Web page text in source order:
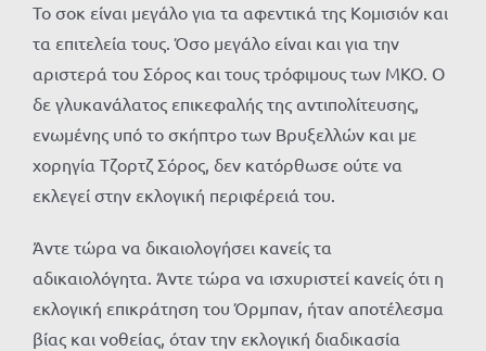
Το σοκ είναι μεγάλο για τα αφεντικά της Κομισιόν και
τα επιτελεία τους. Όσο μεγάλο είναι και για την
αριστερά του Σόρος και τους τρόφιμους των ΜΚΟ. Ο
δε γλυκανάλατος επικεφαλής της αντιπολίτευσης,
ενωμένης υπό το σκήπτρο των Βρυξελλών και με
χορηγία Τζορτζ Σόρος, δεν κατόρθωσε ούτε να
εκλεγεί στην εκλογική περιφέρειά του.
Άντε τώρα να δικαιολογήσει κανείς τα
αδικαιολόγητα. Άντε τώρα να ισχυριστεί κανείς ότι η
εκλογική επικράτηση του Όρμπαν, ήταν αποτέλεσμα
βίας και νοθείας, όταν την εκλογική διαδικασία